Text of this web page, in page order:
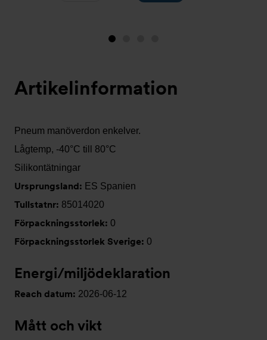
Bild
nu)
Artikelinformation
Pneum manöverdon enkelver.
Lågtemp, -40°C till 80°C
Silikontätningar
Ursprungsland: ES Spanien
Tullstatnr: 85014020
Förpackningsstorlek: 0
Förpackningsstorlek Sverige: 0
Energi/miljödeklaration
Reach datum: 2026-06-12
Mått och vikt